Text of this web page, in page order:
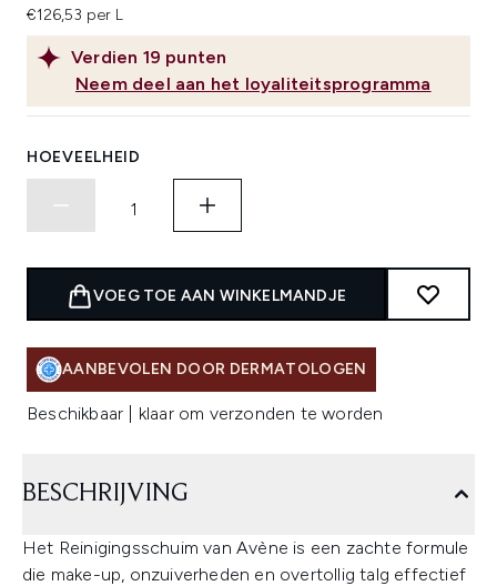
Verdien 19 punten
Neem deel aan het loyaliteitsprogramma
€126,53 per L
HOEVEELHEID
VOEG TOE AAN WINKELMANDJE
AANBEVOLEN DOOR DERMATOLOGEN
Beschikbaar | klaar om verzonden te worden
BESCHRIJVING
Het Reinigingsschuim van Avène is een zachte formule
die make-up, onzuiverheden en overtollig talg effectief